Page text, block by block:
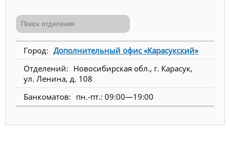
Дополнительный офис «Карасукский»
Новосибирская обл., г. Карасук,
ул. Ленина, д. 108
пн.-пт.: 09:00—19:00